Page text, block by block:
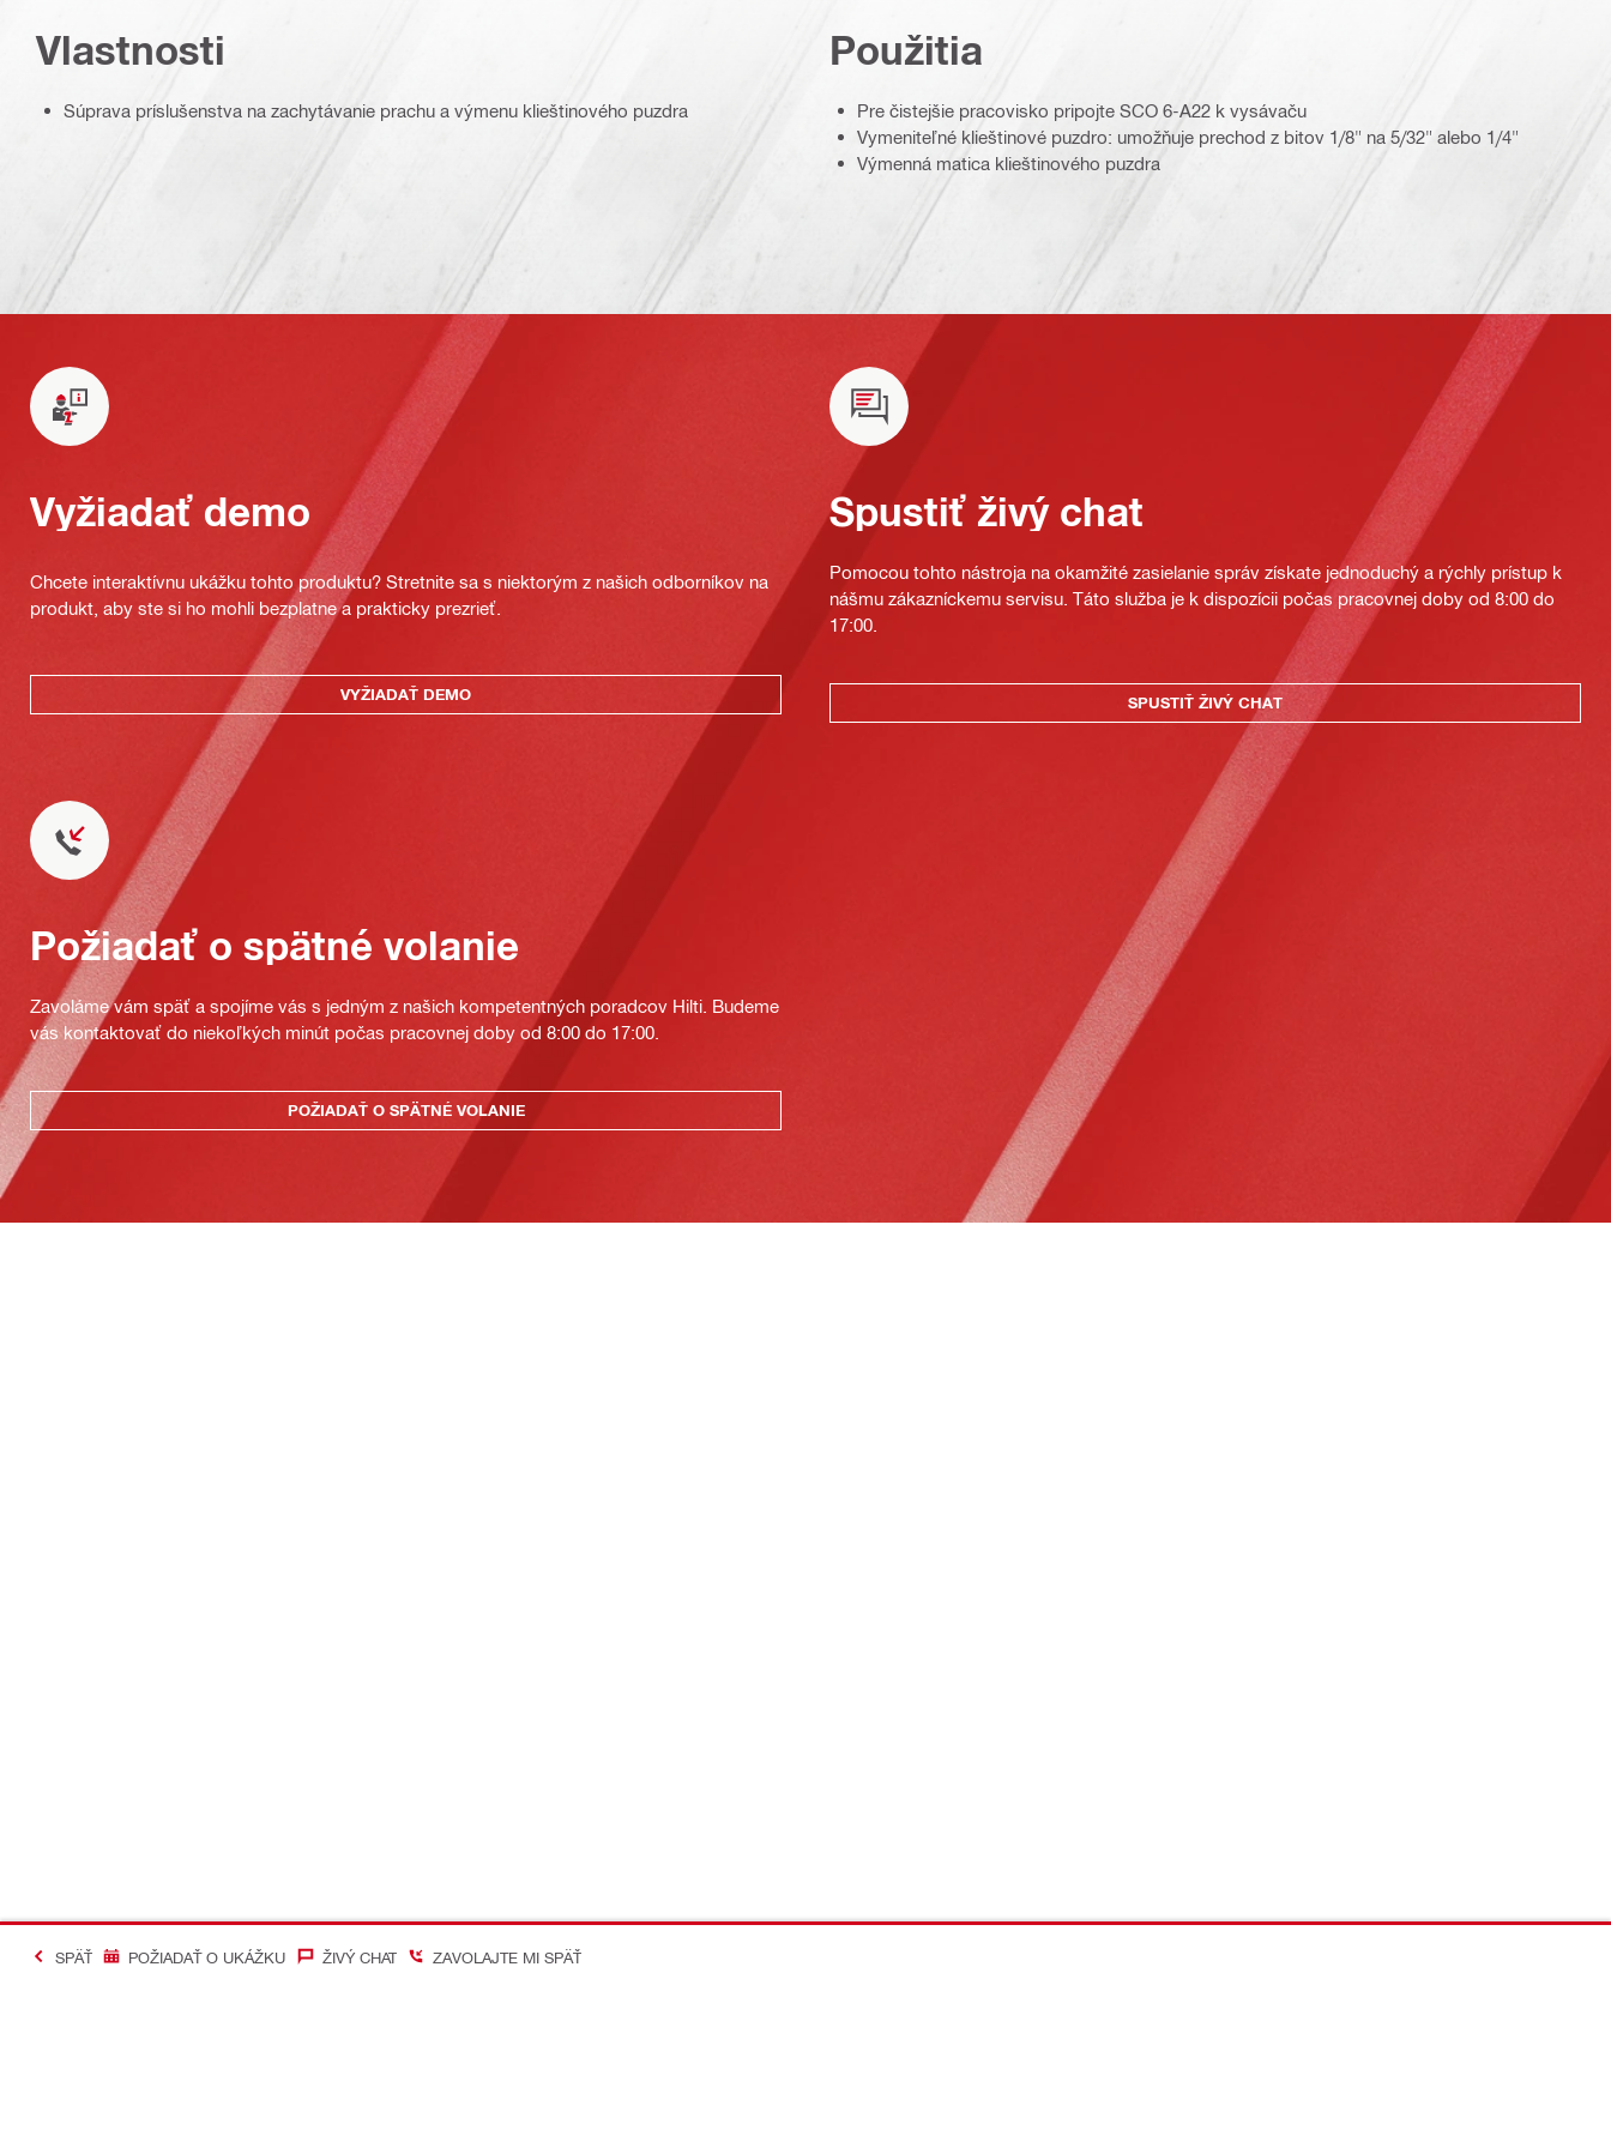
Vlastnosti
Súprava príslušenstva na zachytávanie prachu a výmenu klieštinového puzdra
Použitia
Pre čistejšie pracovisko pripojte SCO 6-A22 k vysávaču
Vymeniteľné klieštinové puzdro: umožňuje prechod z bitov 1/8" na 5/32" alebo 1/4"
Výmenná matica klieštinového puzdra
Vyžiadať demo
Chcete interaktívnu ukážku tohto produktu? Stretnite sa s niektorým z našich odborníkov na
produkt, aby ste si ho mohli bezplatne a prakticky prezrieť.
VYŽIADAŤ DEMO
Spustiť živý chat
Pomocou tohto nástroja na okamžité zasielanie správ získate jednoduchý a rýchly prístup k
nášmu zákazníckemu servisu. Táto služba je k dispozícii počas pracovnej doby od 8:00 do
17:00.
SPUSTIŤ ŽIVÝ CHAT
Požiadať o spätné volanie
Zavoláme vám späť a spojíme vás s jedným z našich kompetentných poradcov Hilti. Budeme
vás kontaktovať do niekoľkých minút počas pracovnej doby od 8:00 do 17:00.
POŽIADAŤ O SPÄTNÉ VOLANIE
SPÄŤ POŽIADAŤ O UKÁŽKU ŽIVÝ CHAT ZAVOLAJTE MI SPÄŤ